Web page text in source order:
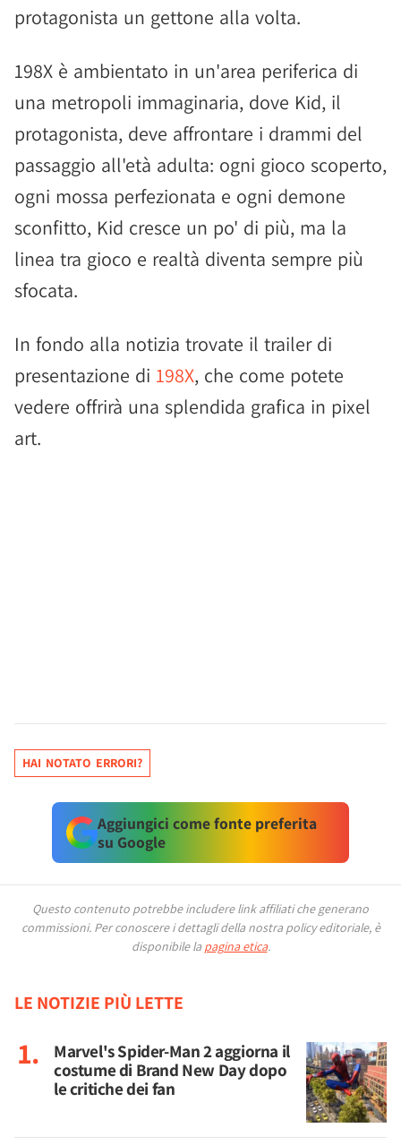
protagonista un gettone alla volta.
198X è ambientato in un'area periferica di
una metropoli immaginaria, dove Kid, il
protagonista, deve affrontare i drammi del
passaggio all'età adulta: ogni gioco scoperto,
ogni mossa perfezionata e ogni demone
sconfitto, Kid cresce un po' di più, ma la
linea tra gioco e realtà diventa sempre più
sfocata.
In fondo alla notizia trovate il trailer di
presentazione di 198X, che come potete
vedere offrirà una splendida grafica in pixel
art.
HAI NOTATO ERRORI?
Aggiungici come fonte preferita
su Google
Questo contenuto potrebbe includere link affiliati che generano
commissioni. Per conoscere i dettagli della nostra policy editoriale, è
disponibile la pagina etica.
LE NOTIZIE PIÙ LETTE
Marvel's Spider-Man 2 aggiorna il
costume di Brand New Day dopo
le critiche dei fan